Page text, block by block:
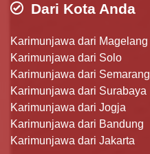
Dari Kota Anda
Karimunjawa dari Magelang
Karimunjawa dari Solo
Karimunjawa dari Semarang
Karimunjawa dari Surabaya
Karimunjawa dari Jogja
Karimunjawa dari Bandung
Karimunjawa dari Jakarta